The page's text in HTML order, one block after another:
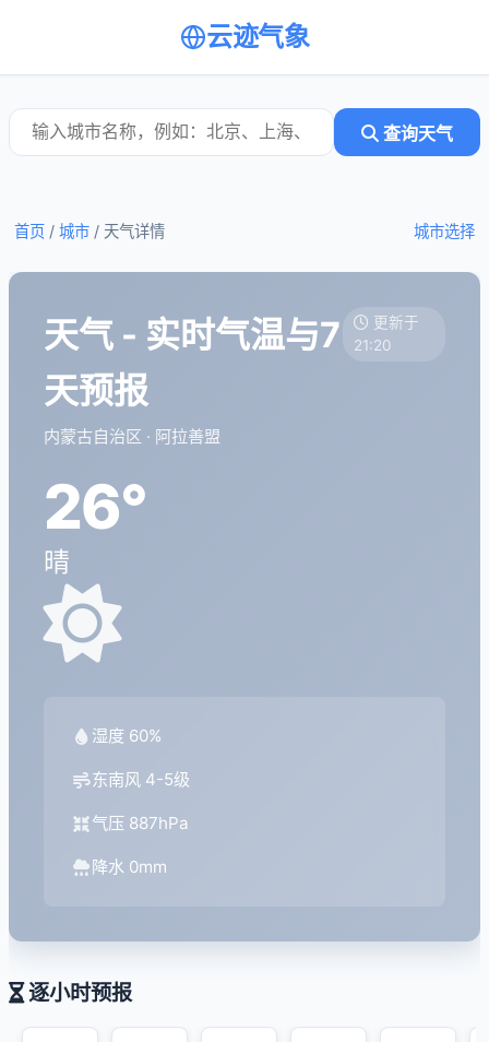
云迹气象
查询天气
城市选择
首页 / 城市 / 天气详情
天气 - 实时气温与7
天预报
内蒙古自治区 · 阿拉善盟
更新于
21:20
26°
晴
湿度 60%
东南风 4-5级
气压 887hPa
降水 0mm
逐小时预报